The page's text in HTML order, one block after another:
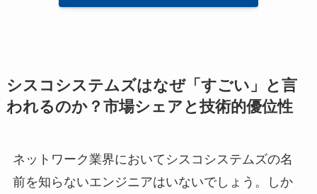
シスコシステムズはなぜ「すごい」と言
われるのか？市場シェアと技術的優位性
ネットワーク業界においてシスコシステムズの名
前を知らないエンジニアはいないでしょう。しか